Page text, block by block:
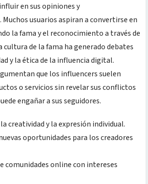
en sus opiniones y
usuarios aspiran a convertirse en
la fama y el reconocimiento a través de
de la fama ha generado debates
y la ética de la influencia digital.
que los influencers suelen
o servicios sin revelar sus conflictos
engañar a sus seguidores.
creatividad y la expresión individual.
oportunidades para los creadores
comunidades online con intereses